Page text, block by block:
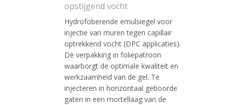
opstijgend vocht
Hydrofoberende emulsiegel voor
injectie van muren tegen capillair
optrekkend vocht (DPC applicaties).
De verpakking in foliepatroon
waarborgt de optimale kwaliteit en
werkzaamheid van de gel. Te
injecteren in horizontaal geboorde
gaten in een mortellaag van de